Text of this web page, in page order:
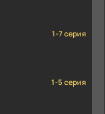
1-7 серия
1-5 серия